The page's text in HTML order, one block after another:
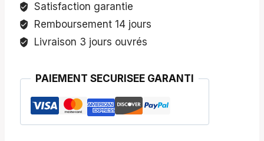
Satisfaction garantie
Remboursement 14 jours
Livraison 3 jours ouvrés
PAIEMENT SECURISEE GARANTI